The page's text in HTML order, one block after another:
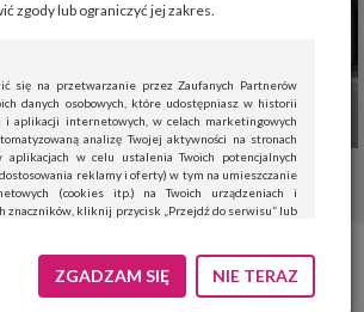
zgody lub ograniczyć jej zakres.
się na przetwarzanie przez Zaufanych Partnerów
danych osobowych, które udostępniasz w historii
i aplikacji internetowych, w celach marketingowych
analizę Twojej aktywności na stronach
w celu ustalenia Twoich potencjalnych
reklamy i oferty) w tym na umieszczanie
(cookies itp.) na Twoich urządzeniach i
znaczników, kliknij przycisk „Przejdź do serwisu” lub
zgody, kliknij „Nie teraz”.
dobrowolne. Możesz edytować zakres zgody, w tym
ZGADZAM SIĘ NIE TERAZ
żniwa